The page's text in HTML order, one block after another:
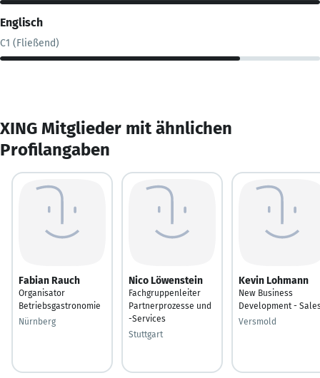
Englisch
C1 (Fließend)
XING Mitglieder mit ähnlichen
Profilangaben
Fabian Rauch
Organisator
Betriebsgastronomie
Nürnberg
Nico Löwenstein
Fachgruppenleiter
Partnerprozesse und
-Services
Stuttgart
Kevin Lohmann
New Business
Development -
Versmold